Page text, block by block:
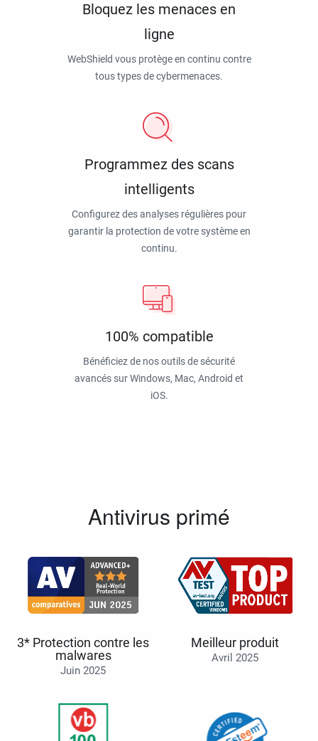
Bloquez les menaces en
ligne
WebShield vous protège en continu contre
tous types de cybermenaces.
Programmez des scans
intelligents
Configurez des analyses régulières pour
garantir la protection de votre système en
continu.
100% compatible
Bénéficiez de nos outils de sécurité
avancés sur Windows, Mac, Android et
iOS.
Antivirus primé
3* Protection contre les
malwares
Juin 2025
Meilleur produit
Avril 2025